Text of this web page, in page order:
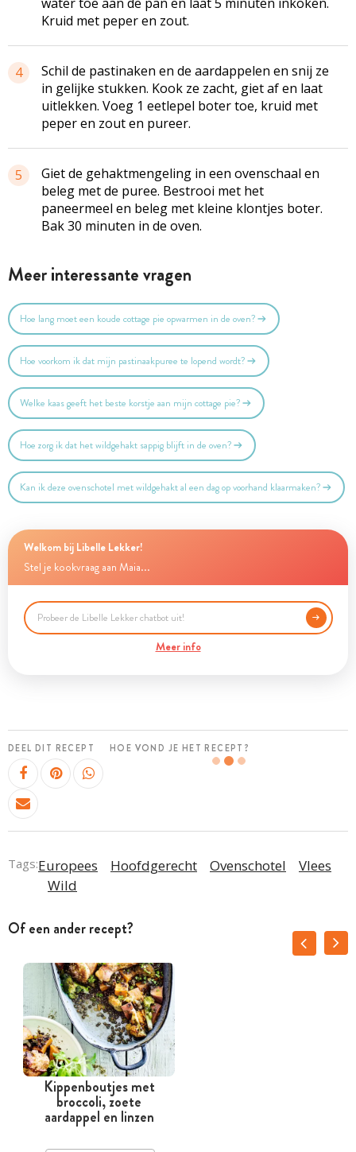
Kruid met peper en zout.
4
Schil de pastinaken en de aardappelen en snij ze
in gelijke stukken. Kook ze zacht, giet af en laat
uitlekken. Voeg 1 eetlepel boter toe, kruid met
peper en zout en pureer.
5
Giet de gehaktmengeling in een ovenschaal en
beleg met de puree. Bestrooi met het
paneermeel en beleg met kleine klontjes boter.
Bak 30 minuten in de oven.
Meer interessante vragen
Hoe lang moet een koude cottage pie opwarmen in de oven?
Hoe voorkom ik dat mijn pastinaakpuree te lopend wordt?
Welke kaas geeft het beste korstje aan mijn cottage pie?
Hoe zorg ik dat het wildgehakt sappig blijft in de oven?
Kan ik deze ovenschotel met wildgehakt al een dag op voorhand klaarmaken?
Welkom bij Libelle Lekker!
Stel je kookvraag aan Maia...
Meer info
DEEL DIT RECEPT HOE VOND JE HET RECEPT?
Tags:Europees Hoofdgerecht Ovenschotel
Vlees
Wild
Of een ander recept?
Kippenboutjes met
broccoli, zoete
aardappel en linzen